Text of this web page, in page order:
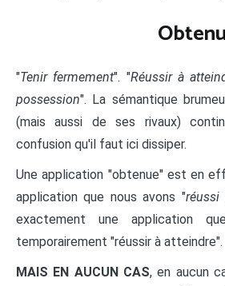
"Tenir fermement". "Réussir à
possession". La sémantique
(mais aussi de ses rivaux)
confusion qu'il faut ici dissiper.
Une application "obtenue" est en
application que nous avons "réussi
exactement une application
temporairement "réussir à atteindre".
MAIS EN AUCUN CAS, en aucun